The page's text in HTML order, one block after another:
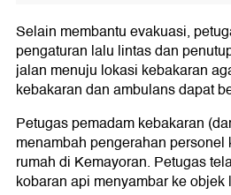
Selain membantu evakuasi,
pengaturan lalu lintas dan
jalan menuju lokasi kebakaran
kebakaran dan ambulans dapat
Petugas pemadam kebakaran
menambah pengerahan
rumah di Kemayoran. Petugas
kobaran api menyambar ke objek